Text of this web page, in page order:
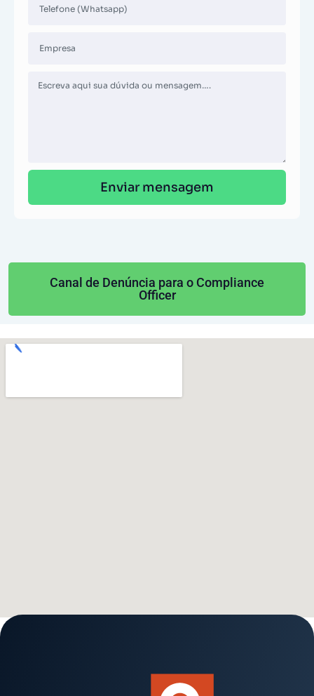
Enviar mensagem
Canal de Denúncia para o Compliance
Officer